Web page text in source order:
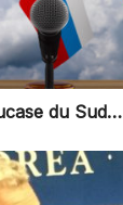
du Sud…